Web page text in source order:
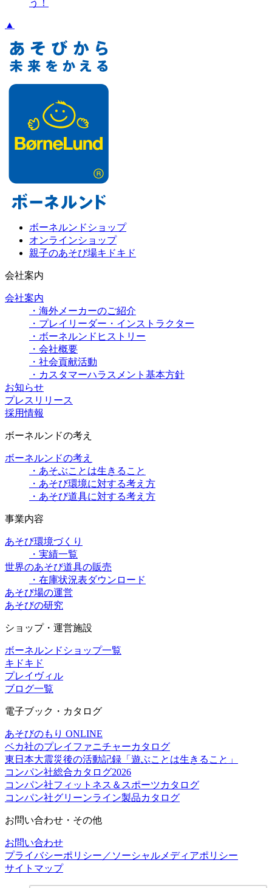
う！
▲
ボーネルンドショップ
オンラインショップ
親子のあそび場キドキド
会社案内
会社案内
・海外メーカーのご紹介
・プレイリーダー・インストラクター
・ボーネルンドヒストリー
・会社概要
・社会貢献活動
・カスタマーハラスメント基本方針
お知らせ
プレスリリース
採用情報
ボーネルンドの考え
ボーネルンドの考え
・あそぶことは生きること
・あそび環境に対する考え方
・あそび道具に対する考え方
事業内容
あそび環境づくり
・実績一覧
世界のあそび道具の販売
・在庫状況表ダウンロード
あそび場の運営
あそびの研究
ショップ・運営施設
ボーネルンドショップ一覧
キドキド
プレイヴィル
ブログ一覧
電子ブック・カタログ
あそびのもり ONLINE
ベカ社のプレイファニチャーカタログ
東日本大震災後の活動記録「遊ぶことは生きること」
コンパン社総合カタログ2026
コンパン社フィットネス＆スポーツカタログ
コンパン社グリーンライン製品カタログ
お問い合わせ・その他
お問い合わせ
プライバシーポリシー／ソーシャルメディアポリシー
サイトマップ